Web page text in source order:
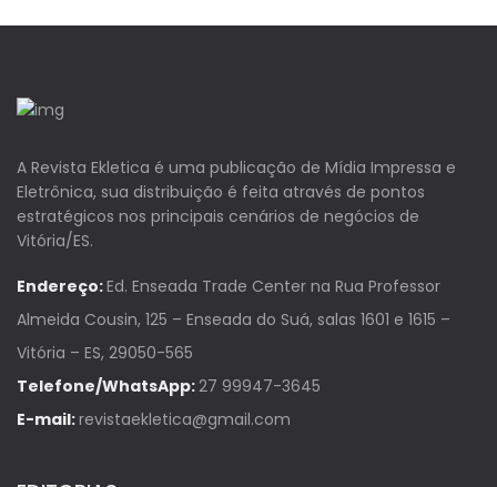
A Revista Ekletica é uma publicação de Mídia Impressa e
Eletrônica, sua distribuição é feita através de pontos
estratégicos nos principais cenários de negócios de
Vitória/ES.
Endereço:Ed. Enseada Trade Center na Rua Professor
Almeida Cousin, 125 – Enseada do Suá, salas 1601 e 1615 –
Vitória – ES, 29050-565
Telefone/WhatsApp:27 99947-3645
E-mail:revistaekletica@gmail.com